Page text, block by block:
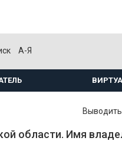
А-Я
Выводить
области. Имя